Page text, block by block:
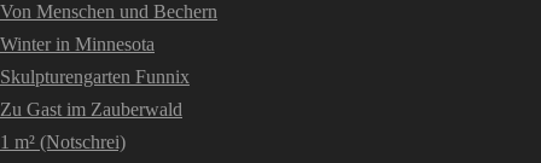
Von Menschen und Bechern
Winter in Minnesota
Skulpturengarten Funnix
Zu Gast im Zauberwald
1 m² (Notschrei)